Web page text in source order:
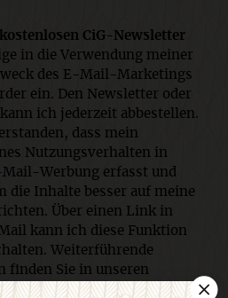
kostenlosen CiG-Newsletter
in die Verwendung meiner
des E-Mail-Marketings
ein. Den Newsletter oder
ich jederzeit abbestellen.
dass mein
Nutzungsverhalten in
Werbung erfasst und
die Inhalte besser auf meine
Über einen Link in
kann ich diese Funktion
Weiterführende
finden Sie in unseren